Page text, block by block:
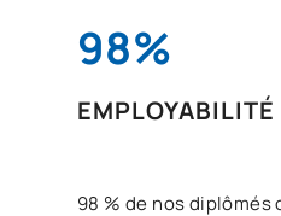
98%
EMPLOYABILITÉ
98 % de nos